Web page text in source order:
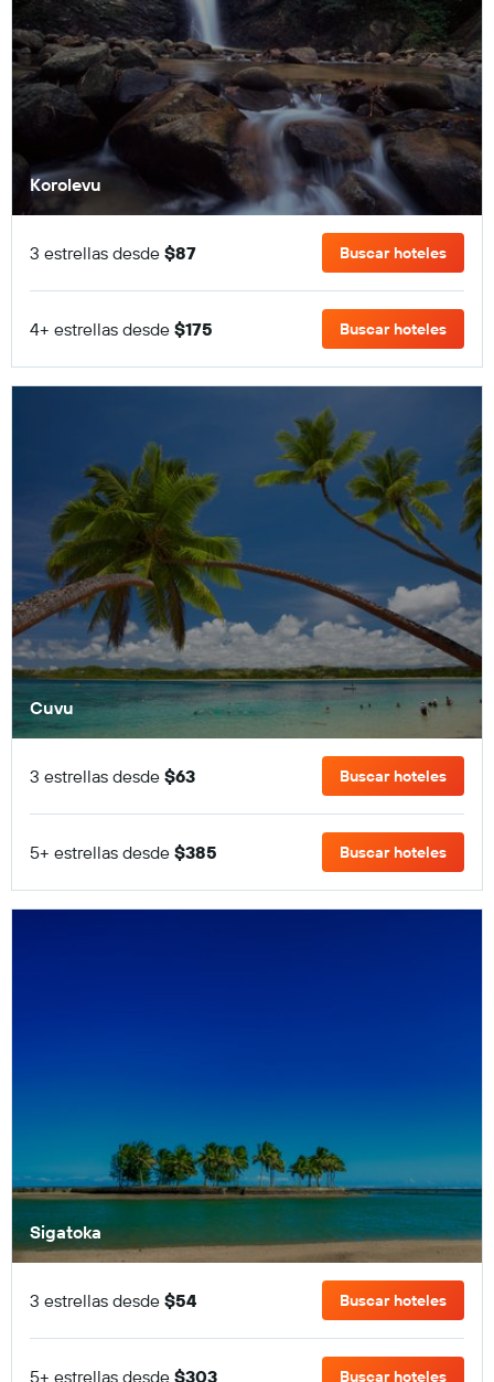
Korolevu
3 estrellas desde $87 Buscar hoteles
4+ estrellas desde $175 Buscar hoteles
Cuvu
3 estrellas desde $63 Buscar hoteles
5+ estrellas desde $385 Buscar hoteles
Sigatoka
3 estrellas desde $54 Buscar hoteles
5+ estrellas desde $303 Buscar hoteles